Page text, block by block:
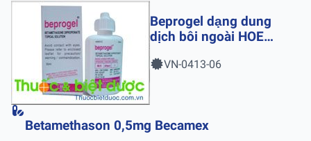
Beprogel dạng dung
dịch bôi ngoài HOE
VN-0413-06
Betamethason 0,5mg Becamex